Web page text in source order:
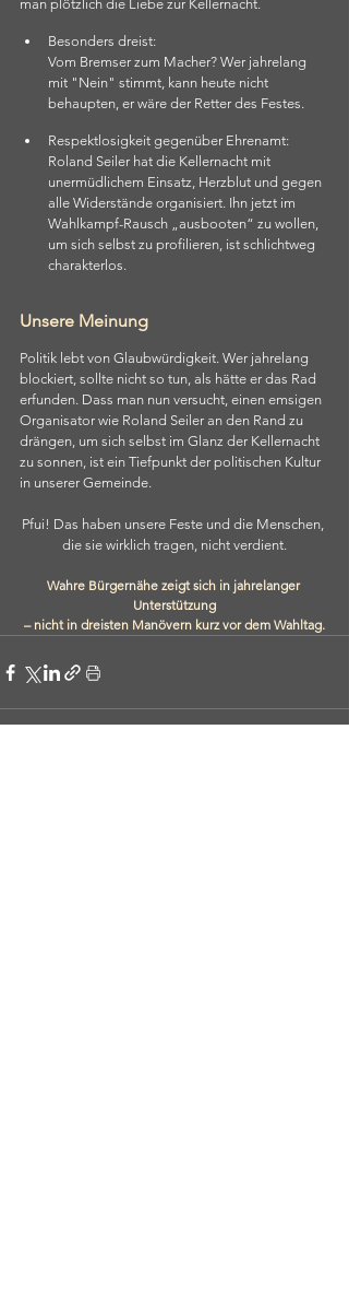
man plötzlich die Liebe zur Kellernacht.
Besonders dreist:
Vom Bremser zum Macher? Wer jahrelang
mit "Nein" stimmt, kann heute nicht
behaupten, er wäre der Retter des Festes.
Respektlosigkeit gegenüber Ehrenamt:
Roland Seiler hat die Kellernacht mit
unermüdlichem Einsatz, Herzblut und gegen
alle Widerstände organisiert. Ihn jetzt im
Wahlkampf-Rausch „ausbooten“ zu wollen,
um sich selbst zu profilieren, ist schlichtweg
charakterlos.
Unsere Meinung
Politik lebt von Glaubwürdigkeit. Wer jahrelang
blockiert, sollte nicht so tun, als hätte er das Rad
erfunden. Dass man nun versucht, einen emsigen
Organisator wie Roland Seiler an den Rand zu
drängen, um sich selbst im Glanz der Kellernacht
zu sonnen, ist ein Tiefpunkt der politischen Kultur
in unserer Gemeinde.
Pfui! Das haben unsere Feste und die Menschen,
die sie wirklich tragen, nicht verdient.
Wahre Bürgernähe zeigt sich in jahrelanger
Unterstützung
– nicht in dreisten Manövern kurz vor dem Wahltag.